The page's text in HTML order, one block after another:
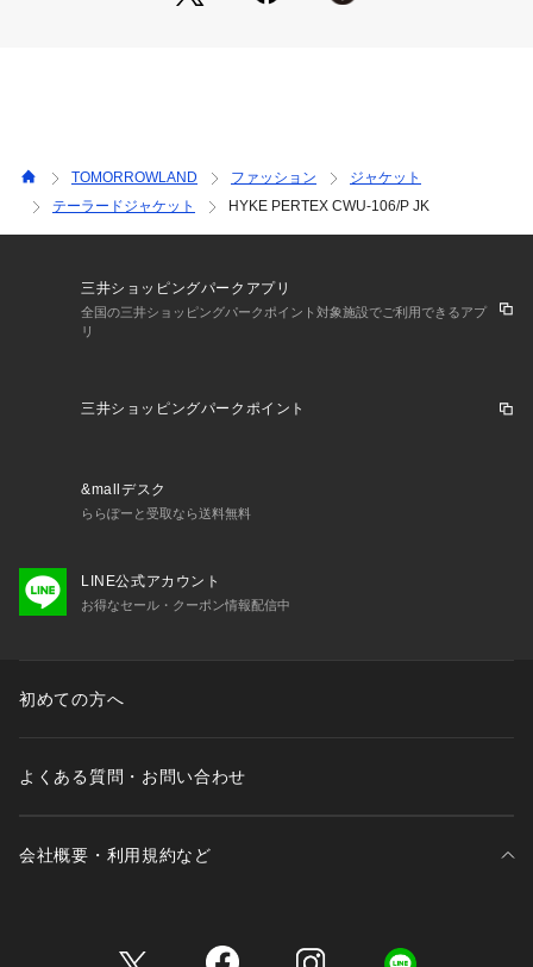
タイルや古着から着想を得て製作。
2025AW商品
店舗にお問い合わせの際は、下記の商品番号をお申し付けくだ
商品番号:37-07-55-07056
TOMORROWLAND ファッション
ジャケット
テーラードジャケット
HYKE PERTEX CWU-106/P JK
三井ショッピングパークアプリ
全国の三井ショッピングパークポイント対象施設でご利用できるアプ
リ
三井ショッピングパークポイント
&mallデスク
ららぽーと受取なら送料無料
LINE公式アカウント
お得なセール・クーポン情報配信中
初めての方へ
よくある質問・お問い合わせ
会社概要・利用規約など